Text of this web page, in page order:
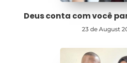
Deus conta com você
23 de August